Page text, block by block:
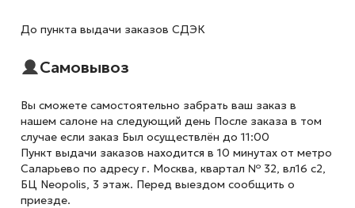
До пункта выдачи заказов СДЭК
Самовывоз
Вы сможете самостоятельно забрать ваш заказ в
нашем салоне на следующий день После заказа в том
случае если заказ Был осуществлён до 11:00
Пункт выдачи заказов находится в 10 минутах от метро
Саларьево по адресу г. Москва, квартал № 32, вл16 с2,
БЦ Neopolis, 3 этаж. Перед выездом сообщить о
приезде.